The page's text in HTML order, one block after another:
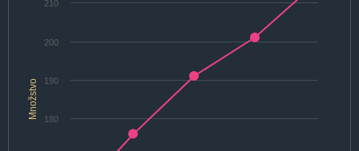
Množstvo 180
190
200
210